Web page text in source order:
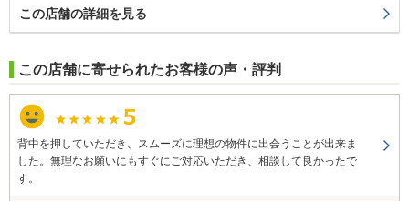
この店舗の詳細を見る
この店舗に寄せられたお客様の声・評判
背中を押していただき、スムーズに理想の物件に出会うことが出来ま
した。無理なお願いにもすぐにご対応いただき、相談して良かったで
す。